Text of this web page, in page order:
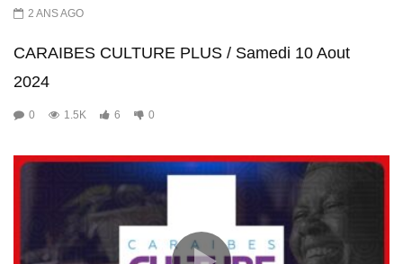
2 ANS AGO
CARAIBES CULTURE PLUS / Samedi 10 Aout
2024
0 1.5K 6 0